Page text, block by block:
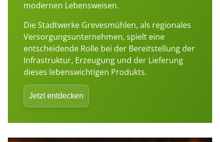
modernen Lebensweisen.
Die Stadtwerke Grevesmühlen, als regionales
Versorgungsunternehmen, spielt eine
entscheidende Rolle bei der Bereitstellung der
Infrastruktur, Erzeugung und der Lieferung
dieses lebenswichtigen Produkts.
Jetzt entdecken